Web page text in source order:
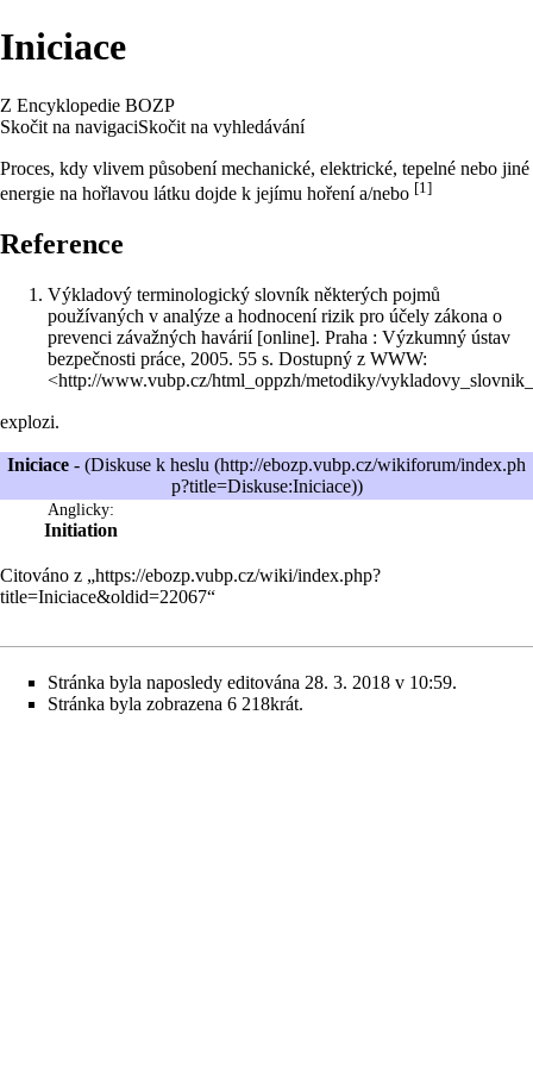
Iniciace
Z Encyklopedie BOZP
Skočit na navigaciSkočit na vyhledávání
Proces, kdy vlivem působení mechanické, elektrické, tepelné nebo jiné
energie na hořlavou látku dojde k jejímu hoření a/nebo [1]
Reference
Výkladový terminologický slovník některých pojmů
používaných v analýze a hodnocení rizik pro účely zákona o
prevenci závažných havárií [online]. Praha : Výzkumný ústav
bezpečnosti práce, 2005. 55 s. Dostupný z WWW:
<http://www.vubp.cz/html_oppzh/metodiky/
explozi.
Iniciace - (Diskuse k heslu
)
Anglicky:
Initiation
Citováno z „https://ebozp.vubp.cz/wiki/index.php?
title=Iniciace&oldid=22067“
Stránka byla naposledy editována 28. 3. 2018 v 10:59.
Stránka byla zobrazena 6 218krát.